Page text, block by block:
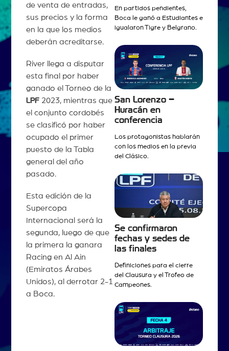
de venta de entradas,
sus precios y la forma
en la que los medios
deberán acreditarse.
River llega a disputar
esta final por haber
ganado el Torneo de la
LPF2023, mientras que
el conjunto cordobés
se clasificó por haber
ocupado el primer
puesto de la Tabla
general del año
pasado.
Esta edición de la
Supercopa
Internacional será la
segunda, luego de que
la primera la ganara
Racing en Al Ain
(Emiratos Árabes
Unidos), al derrotar 2-1
a Boca.
En partidos pendientes,
Boca le ganó a Estudiantes e
igualaron Tigre y Belgrano.
San Lorenzo –
Huracán en
conferencia
Los protagonistas hablarán
con los medios en la previa
del Clásico.
Se confirmaron
fechas y sedes de
las finales
Definiciones para el cierre
del Clausura y el Trofeo de
Campeones.